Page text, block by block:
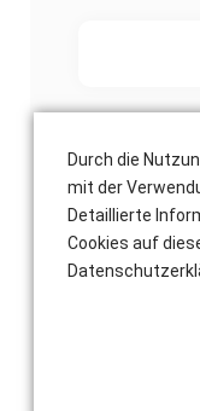
Durch die
mit der
Detaillierte
Cookies auf